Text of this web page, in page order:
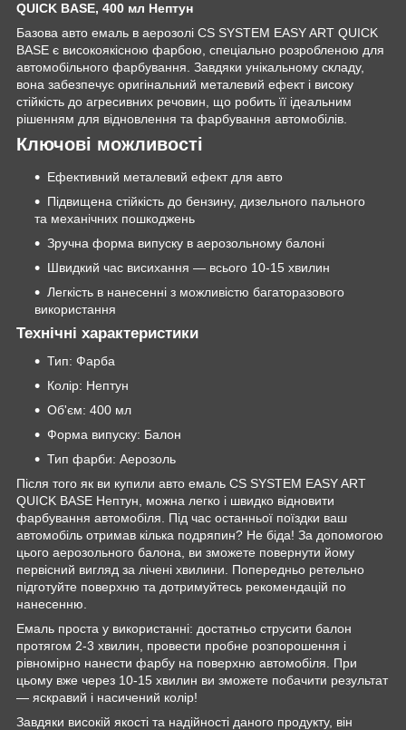
QUICK BASE, 400 мл Нептун
Базова авто емаль в аерозолі CS SYSTEM EASY ART QUICK
BASE є високоякісною фарбою, спеціально розробленою для
автомобільного фарбування. Завдяки унікальному складу,
вона забезпечує оригінальний металевий ефект і високу
стійкість до агресивних речовин, що робить її ідеальним
рішенням для відновлення та фарбування автомобілів.
Ключові можливості
Ефективний металевий ефект для авто
Підвищена стійкість до бензину, дизельного пального
та механічних пошкоджень
Зручна форма випуску в аерозольному балоні
Швидкий час висихання — всього 10-15 хвилин
Легкість в нанесенні з можливістю багаторазового
використання
Технічні характеристики
Тип: Фарба
Колір: Нептун
Об'єм: 400 мл
Форма випуску: Балон
Тип фарби: Аерозоль
Після того як ви купили авто емаль CS SYSTEM EASY ART
QUICK BASE Нептун, можна легко і швидко відновити
фарбування автомобіля. Під час останньої поїздки ваш
автомобіль отримав кілька подряпин? Не біда! За допомогою
цього аерозольного балона, ви зможете повернути йому
первісний вигляд за лічені хвилини. Попередньо ретельно
підготуйте поверхню та дотримуйтесь рекомендацій по
нанесенню.
Емаль проста у використанні: достатньо струсити балон
протягом 2-3 хвилин, провести пробне розпорошення і
рівномірно нанести фарбу на поверхню автомобіля. При
цьому вже через 10-15 хвилин ви зможете побачити результат
— яскравий і насичений колір!
Завдяки високій якості та надійності даного продукту, він